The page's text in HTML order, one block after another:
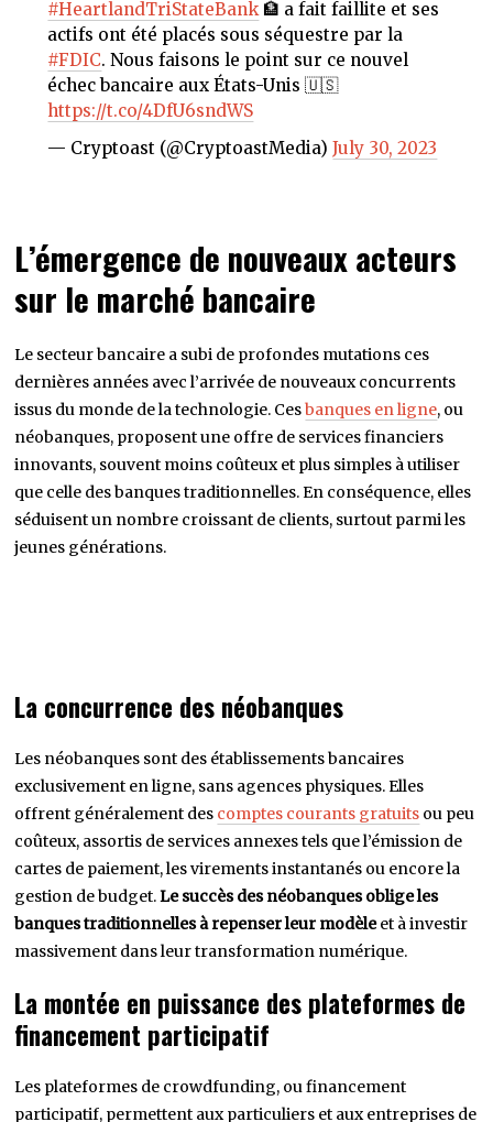
#HeartlandTriStateBank 🏦 a fait faillite et ses
actifs ont été placés sous séquestre par la
#FDIC. Nous faisons le point sur ce nouvel
échec bancaire aux États-Unis 🇺🇸
https://t.co/4DfU6sndWS
— Cryptoast (@CryptoastMedia)July 30, 2023
L’émergence de nouveaux acteurs
sur le marché bancaire
Le secteur bancaire a subi de profondes mutations ces
dernières années avec l’arrivée de nouveaux concurrents
issus du monde de la technologie. Cesbanques en ligne, ou
néobanques, proposent une offre de services financiers
innovants, souvent moins coûteux et plus simples à utiliser
que celle des banques traditionnelles. En conséquence, elles
séduisent un nombre croissant de clients, surtout parmi les
jeunes générations.
La concurrence des néobanques
Les néobanques sont des établissements bancaires
exclusivement en ligne, sans agences physiques. Elles
offrent généralement des comptes courants gratuits ou peu
coûteux, assortis de services annexes tels que l’émission de
cartes de paiement, les virements instantanés ou encore la
gestion de budget. Le succès des néobanques oblige les
banques traditionnelles à repenser leur modèleet à investir
massivement dans leur transformation numérique.
La montée en puissance des plateformes de
financement participatif
Les plateformes de crowdfunding, ou financement
participatif, permettent aux particuliers et aux entreprises de